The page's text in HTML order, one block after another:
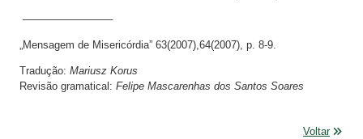
————————–
„Mensagem de Misericórdia” 63(2007),64(2007), p. 8-9.
Tradução: Mariusz Korus
Revisão gramatical: Felipe Mascarenhas dos Santos Soares
Voltar